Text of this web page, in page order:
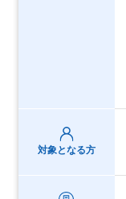
対象となる方